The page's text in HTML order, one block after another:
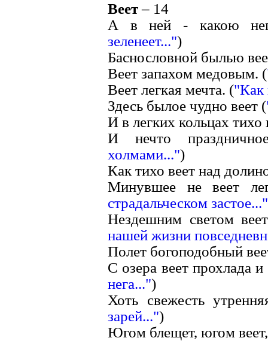
Веет– 14
А в ней - какою
зеленеет...")
Баснословной былью
Веет запахом медовым. (
Веет легкая мечта. ("Как
Здесь былое чудно веет (
И в легких кольцах тихо
И нечто
холмами...")
Как тихо веет над
Минувшее не веет
страдальческом застое..."
Нездешним светом
нашей жизни
Полет богоподобный
С озера веет прохлада и
нега...")
Хоть свежесть
зарей...")
Югом блещет, югом